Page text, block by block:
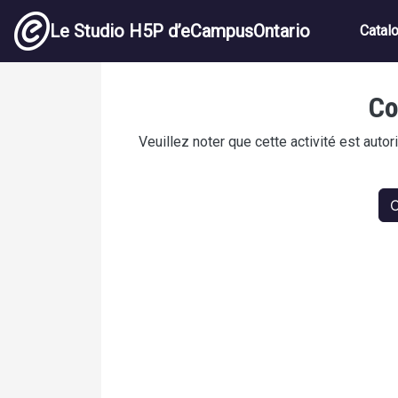
Aller au contenu principal
Le Studio H5P d’eCampusOntario
Veuillez noter que cette activité est
L21. 1 -(으)ㄴ/는/(으)ㄹ 모양이